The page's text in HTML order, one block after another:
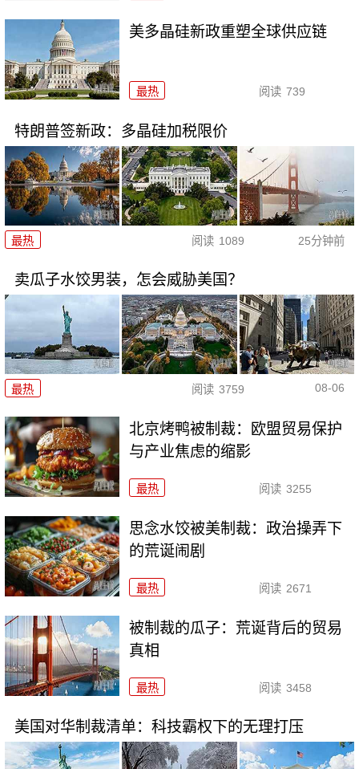
美多晶硅新政重塑全球供应链
最热 阅读 739
特朗普签新政：多晶硅加税限价
最热 阅读 1089 25分钟前
卖瓜子水饺男装，怎会威胁美国？
最热 阅读 3759 08-06
北京烤鸭被制裁：欧盟贸易保护
与产业焦虑的缩影
最热 阅读 3255
思念水饺被美制裁：政治操弄下
的荒诞闹剧
最热 阅读 2671
被制裁的瓜子：荒诞背后的贸易
真相
最热 阅读 3458
美国对华制裁清单：科技霸权下的无理打压